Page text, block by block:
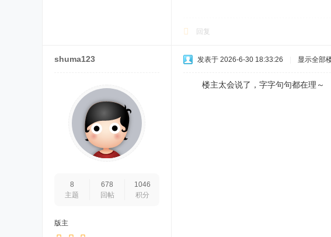
回复
shuma123
8
主题
678
回帖
1046
积分
版主
发表于 2026-6-30 18:33:26 显示全部
楼主太会说了，字字句句都在理～